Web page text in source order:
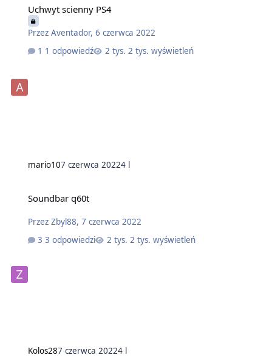
Uchwyt scienny PS4
Przez Aventador, 6 czerwca 2022
1 odpowiedź
2 tys. wyświetleń
mario107 czerwca 20224 l
Soundbar q60t
Przez Zbyl88, 7 czerwca 2022
3 odpowiedzi
2 tys. wyświetleń
Kolos287 czerwca 20224 l